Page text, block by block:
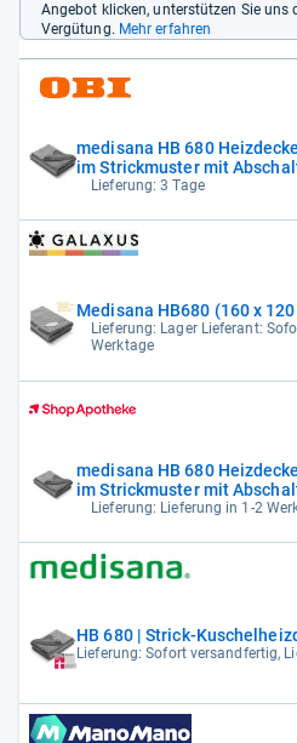
Angebot klicken, unterstützen Sie
Vergütung. Mehr erfahren
medisana HB 680
im Strickmuster mit
Lieferung: 3 Tage
Medisana HB680 (160 x
Lieferung: Lager Lieferant:
Werktage
medisana HB 680
im Strickmuster mit
Lieferung: Lieferung in 1-2
HB 680 | Strick-
Lieferung: Sofort versandfertig,